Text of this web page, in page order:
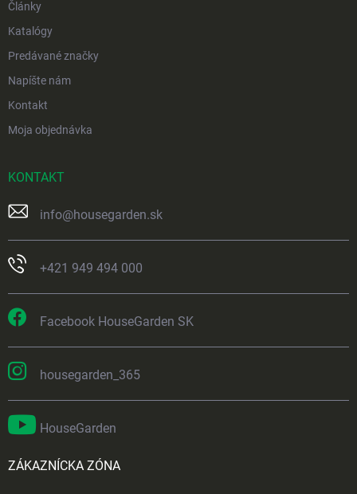
Články
Katalógy
Predávané značky
Napíšte nám
Kontakt
Moja objednávka
KONTAKT
info@housegarden.sk
+421 949 494 000
Facebook HouseGarden SK
housegarden_365
HouseGarden
ZÁKAZNÍCKA ZÓNA